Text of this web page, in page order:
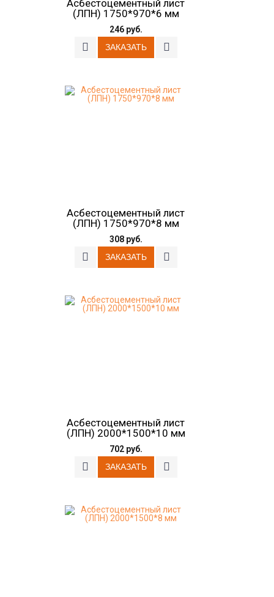
Асбестоцементный лист
(ЛПН) 1750*970*6 мм
246 руб.
Асбестоцементный лист
(ЛПН) 1750*970*8 мм
308 руб.
Асбестоцементный лист
(ЛПН) 2000*1500*10 мм
702 руб.